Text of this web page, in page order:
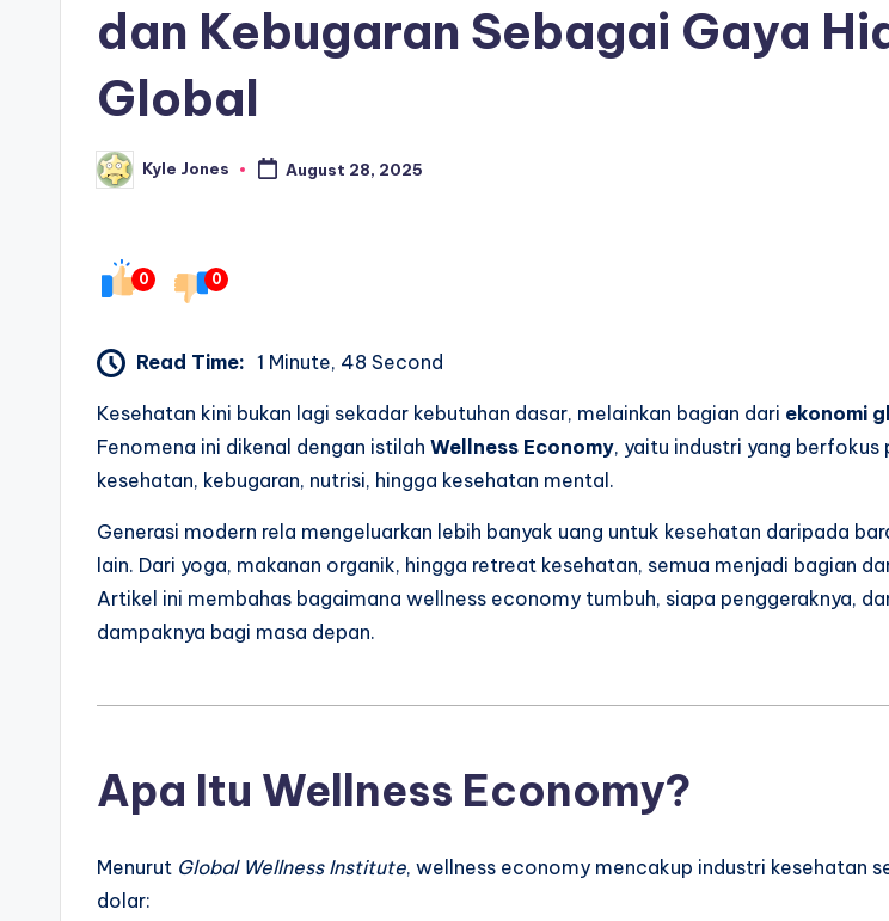
dan Kebugaran Sebagai Gaya
Global
Posted
by
Kyle Jones August 28, 2025
0 0
Read Time: 1 Minute, 48 Second
Kesehatan kini bukan lagi sekadar kebutuhan dasar, melainkan bagian dari ekonomi
Fenomena ini dikenal dengan istilah Wellness Economy, yaitu industri yang berfokus
kesehatan, kebugaran, nutrisi, hingga kesehatan mental.
Generasi modern rela mengeluarkan lebih banyak uang untuk kesehatan daripada
lain. Dari yoga, makanan organik, hingga retreat kesehatan, semua menjadi bagian
Artikel ini membahas bagaimana wellness economy tumbuh, siapa penggeraknya,
dampaknya bagi masa depan.
Apa Itu Wellness Economy?
Menurut Global Wellness Institute, wellness economy mencakup industri kesehatan
dolar: